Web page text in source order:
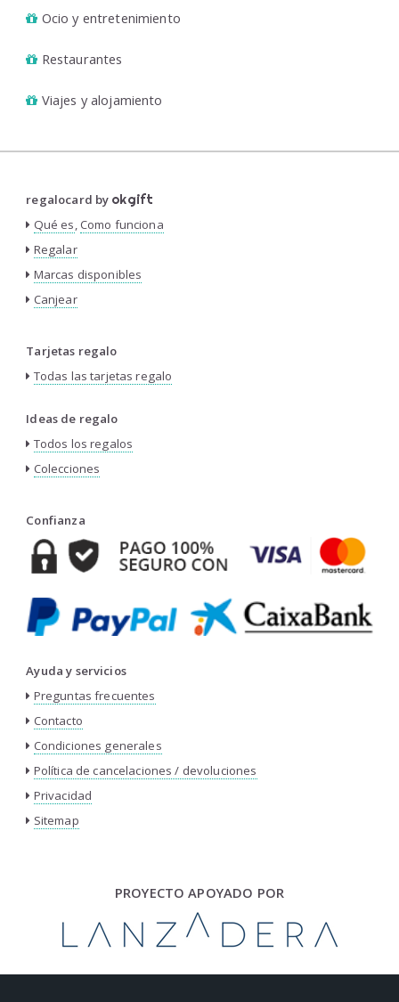
Ocio y entretenimiento
Restaurantes
Viajes y alojamiento
regalocard by okgift
Qué es, Como funciona
Regalar
Marcas disponibles
Canjear
Tarjetas regalo
Todas las tarjetas regalo
Ideas de regalo
Todos los regalos
Colecciones
Confianza
Ayuda y servicios
Preguntas frecuentes
Contacto
Condiciones generales
Política de cancelaciones / devoluciones
Privacidad
Sitemap
PROYECTO APOYADO POR